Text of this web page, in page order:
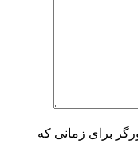
برای زمانی که